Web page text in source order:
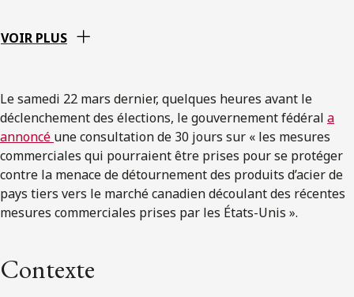
VOIR PLUS
Le samedi 22 mars dernier, quelques heures avant le
déclenchement des élections, le gouvernement fédéral a
annoncé une consultation de 30 jours sur « les mesures
commerciales qui pourraient être prises pour se protéger
contre la menace de détournement des produits d’acier de
pays tiers vers le marché canadien découlant des récentes
mesures commerciales prises par les États-Unis ».
Contexte